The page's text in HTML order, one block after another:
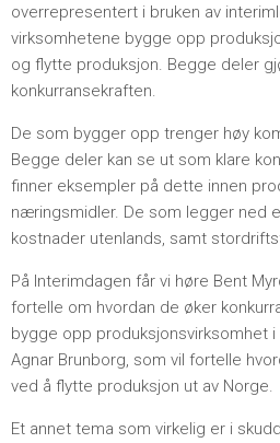
overrepresentert i bruken av
virksomhetene bygge opp
og flytte produksjon. Begge deler
konkurransekraften.
De som bygger opp trenger høy
Begge deler kan se ut som klare
finner eksempler på dette innen
næringsmidler. De som legger ned
kostnader utenlands, samt
På Interimdagen får vi høre Bent
fortelle om hvordan de øker
bygge opp produksjonsvirksomhet i
Agnar Brunborg, som vil fortelle
ved å flytte produksjon ut av Norge.
Et annet tema som virkelig er i